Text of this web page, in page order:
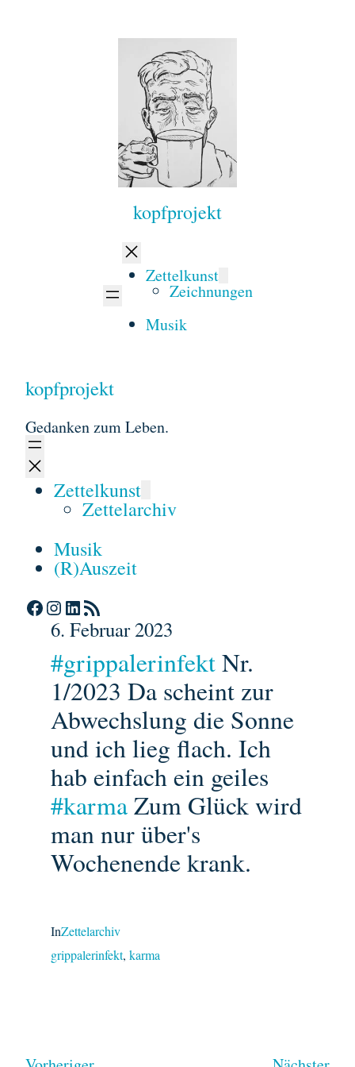
kopfprojekt
Zettelkunst
Zeichnungen
Musik
kopfprojekt
Gedanken zum Leben.
Zettelkunst
Zettelarchiv
Musik
(R)Auszeit
https://www.facebook.com/kopfprojekt/
https://www.instagram.com/kopfprojekt/ https://www.linkedin.com/in/robert-m%C3%BCller-2075851a5/?lipi=urn%3Ali%3Apage%3Ad_flagship3_feed%3BZlNhc%2BgJTAWqxtKPsArsSw%3D%3D RSS-Feed
6. Februar 2023
#grippalerinfektNr.
1/2023 Da scheint zur
Abwechslung die Sonne
und ich lieg flach. Ich
hab einfach ein geiles
#karmaZum Glück wird
man nur über's
Wochenende krank.
InZettelarchiv
grippalerinfekt, karma